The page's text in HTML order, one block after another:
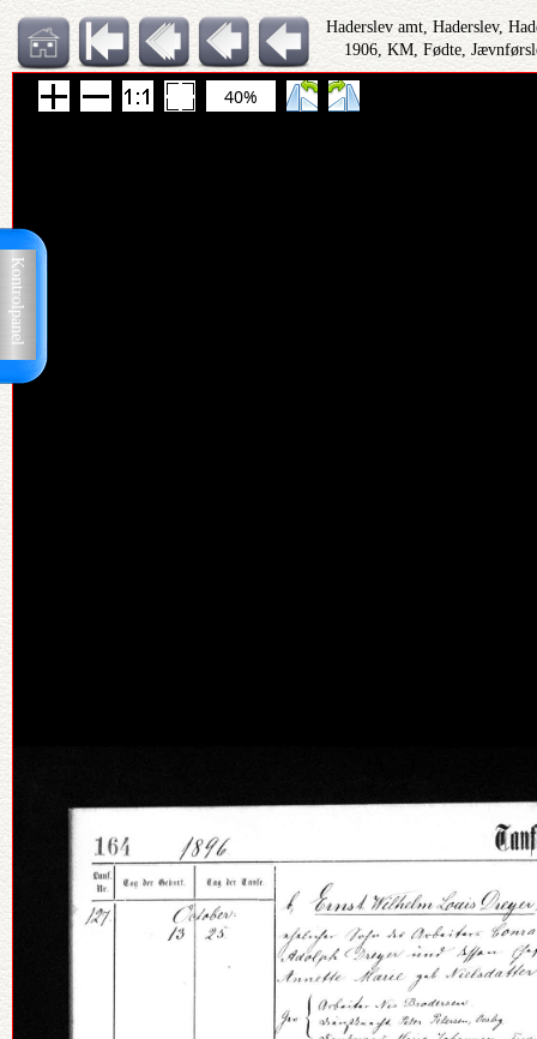
Kontrolpanel
Haderslev amt, Haderslev,
1906, KM, Fødte,
40%